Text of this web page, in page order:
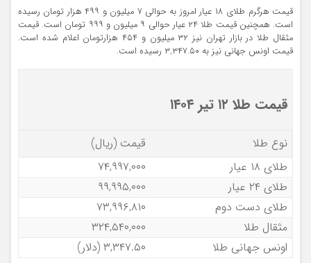
قیمت هرگرم طلای ۱۸ عیار امروز به حوالی ۷ میلیون و ۴۹۹ هزار تومان رسیده
است. همچنین قیمت طلا ۲۴ عیار حوالی ۹ میلیون و ۹۹۹ تومان است. قیمت
مثقال طلا در بازار تهران نیز ۳۲ میلیون و ۴۵۴ هزارتومان اعلام شده است.
قیمت اونس جهانی نیز به ۳,۳۴۷.۵۰ رسیده است.
قیمت طلا ۱۲ تیر ۱۴۰۴
نوع طلا
قیمت (ریال)
طلای ۱۸ عیار
۷۴,۹۹۷,۰۰۰
طلای ۲۴ عیار
۹۹,۹۹۵,۰۰۰
طلای دست دوم
۷۳,۹۹۶,۸۱۰
مثقال طلا
۳۲۴,۵۴۰,۰۰۰
اونس جهانی طلا
۳,۳۴۷.۵۰ (دلار)